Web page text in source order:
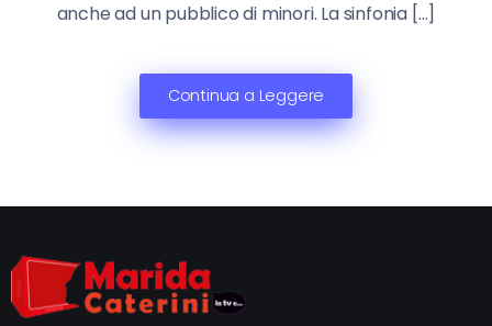
anche ad un pubblico di minori. La sinfonia […]
Continua a Leggere